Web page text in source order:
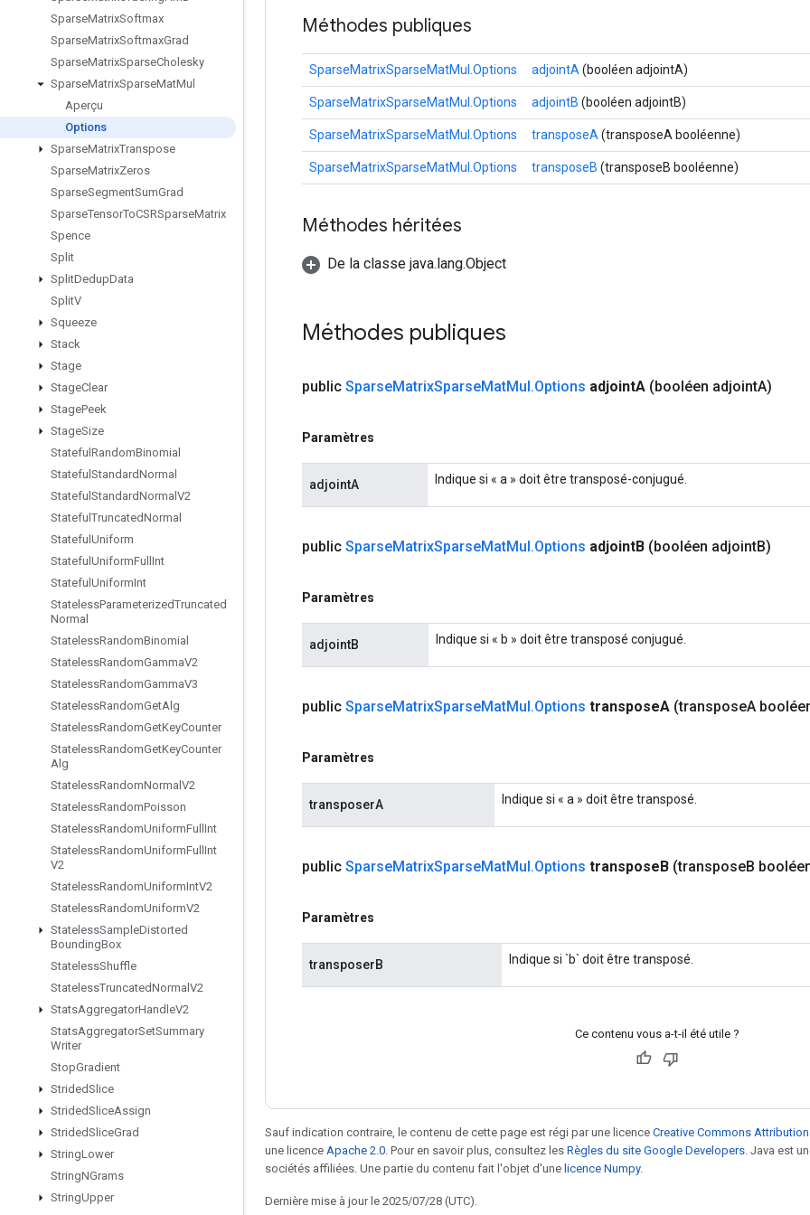
SparseMatrixSoftmax
SparseMatrixSoftmaxGrad
SparseMatrixSparseCholesky
SparseMatrixSparseMatMul
Aperçu
Options
SparseMatrixTranspose
SparseMatrixZeros
SparseSegmentSumGrad
SparseTensorToCSRSparseMatrix
Spence
Split
SplitDedupData
SplitV
Squeeze
Stack
Stage
StageClear
StagePeek
StageSize
Stateful RandomBinomial
Stateful StandardNormal
Stateful StandardNormal V2
Stateful TruncatedNormal
Stateful Uniform
Stateful UniformFull Int
Stateful UniformInt
StatelessParameterizedTruncated
Normal
StatelessRandomBinomial
StatelessRandomGammaV2
StatelessRandomGammaV3
StatelessRandomGetAlg
StatelessRandomGetKeyCounter
StatelessRandomGetKeyCounter
Alg
StatelessRandomNormal V2
StatelessRandomPoisson
StatelessRandomUniformFull Int
StatelessRandomUniformFull Int
V2
StatelessRandomUniformIntV2
StatelessRandomUniformV2
StatelessSampleDistorted
BoundingBox
StatelessShuffle
StatelessTruncatedNormal V2
StatsAggregatorHandleV2
StatsAggregatorSetSummary
Writer
StopGradient
StridedSlice
StridedSliceAssign
StridedSliceGrad
StringLower
StringNGrams
StringUpper
Méthodes publiques
SparseMatrixSparseMatMul.Options adjointA (booléen adjointA)
SparseMatrixSparseMatMul.Options adjointB (booléen adjointB)
SparseMatrixSparseMatMul.Options transposeA (transposeA booléenne)
SparseMatrixSparseMatMul.Options transposeB (transposeB booléenne)
Méthodes héritées
De la classe java.lang.Object
Méthodes publiques
public SparseMatrixSparseMatMul.Options adjointA (booléen adjointA)
Paramètres
adjointA Indique si « a » doit être transposé-conjugué.
public SparseMatrixSparseMatMul.Options adjointB (booléen adjointB)
Paramètres
adjointB Indique si « b » doit être transposé conjugué.
public SparseMatrixSparseMatMul.Options transposeA (transposeA
Paramètres
transposerA Indique si « a » doit être transposé.
public SparseMatrixSparseMatMul.Options transposeB (transposeB
Paramètres
transposerB Indique si `b` doit être transposé.
Ce contenu vous a-t-il été utile ?
Sauf indication contraire, le contenu de cette page est régi par une licence Creative Commons
une licence Apache 2.0 . Pour en savoir plus, consultez les Règles du site Google Developers . Java est
sociétés affiliées. Une partie du contenu fait l'objet d'une licence Numpy.
Dernière mise à jour le 2025/07/28 (UTC).